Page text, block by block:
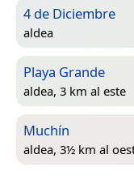
4 de Diciembre
aldea
Playa Grande
aldea, 3 km al este
Muchín
aldea, 3½ km al